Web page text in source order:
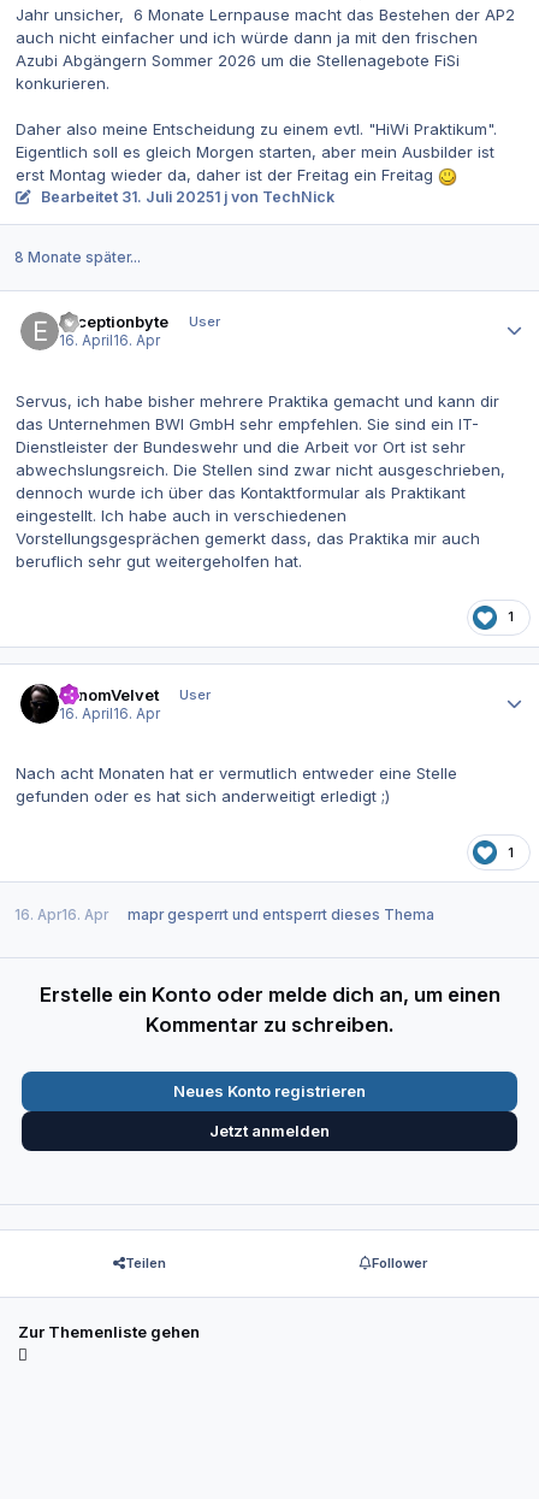
Jahr unsicher, 6 Monate Lernpause macht das Bestehen der AP2
auch nicht einfacher und ich würde dann ja mit den frischen
Azubi Abgängern Sommer 2026 um die Stellenagebote FiSi
konkurieren.
Daher also meine Entscheidung zu einem evtl. "HiWi Praktikum".
Eigentlich soll es gleich Morgen starten, aber mein Ausbilder ist
erst Montag wieder da, daher ist der Freitag ein Freitag
Bearbeitet 31. Juli 20251 j von TechNick
8 Monate später...
Exceptionbyte
User
16. April 16. Apr
Servus, ich habe bisher mehrere Praktika gemacht und kann dir
das Unternehmen BWI GmbH sehr empfehlen. Sie sind ein IT-
Dienstleister der Bundeswehr und die Arbeit vor Ort ist sehr
abwechslungsreich. Die Stellen sind zwar nicht ausgeschrieben,
dennoch wurde ich über das Kontaktformular als Praktikant
eingestellt. Ich habe auch in verschiedenen
Vorstellungsgesprächen gemerkt dass, das Praktika mir auch
beruflich sehr gut weitergeholfen hat.
1
VenomVelvet
User
16. April16. Apr
Nach acht Monaten hat er vermutlich entweder eine Stelle
gefunden oder es hat sich anderweitigt erledigt ;)
1
16. Apr16. Apr maprgesperrt und entsperrt dieses Thema
Erstelle ein Konto oder melde dich an, um einen
Kommentar zu schreiben.
Neues Konto registrieren
Jetzt anmelden
Teilen Follower
Zur Themenliste gehen